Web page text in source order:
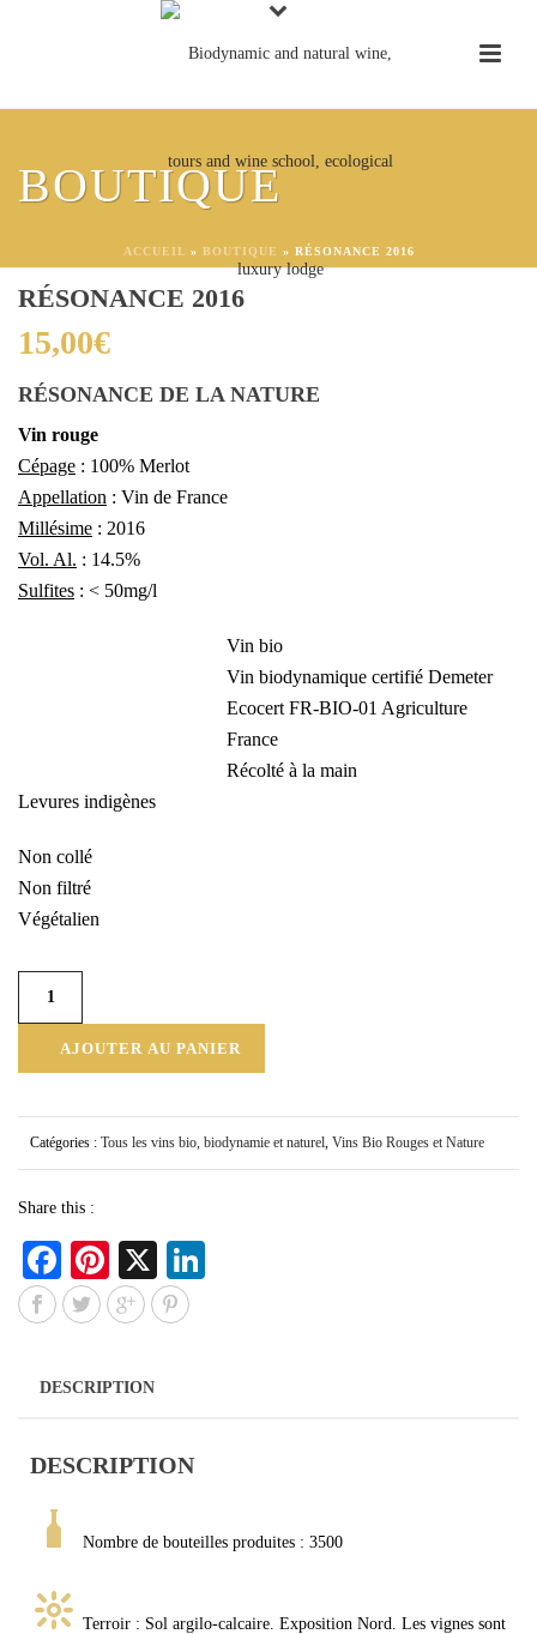
BOUTIQUE
ACCUEIL » BOUTIQUE » RÉSONANCE 2016
RÉSONANCE 2016
15,00€
RÉSONANCE DE LA NATURE
Vin rouge
Cépage : 100% Merlot
Appellation : Vin de France
Millésime : 2016
Vol. Al. : 14.5%
Sulfites : < 50mg/l
Vin bio
Vin biodynamique certifié Demeter
Ecocert FR-BIO-01 Agriculture
France
Récolté à la main
Levures indigènes
Non collé
Non filtré
Végétalien
AJOUTER AU PANIER
Catégories : Tous les vins bio, biodynamie et naturel, Vins Bio Rouges et Nature
Share this :
Fa
ce
bo
ok
Pi
nt
er
es
X
DESCRIPTION
DESCRIPTION
Nombre de bouteilles produites : 3500
Terroir : Sol argilo-calcaire. Exposition Nord. Les vignes sont